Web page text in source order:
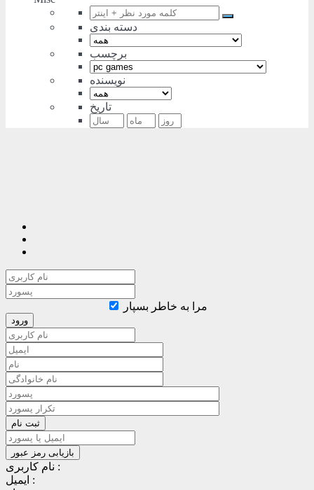
دسته بندی
برچسب
نویسنده
تاریخ
مرا به خاطر بسپار
نام کاربری :
ایمیل :